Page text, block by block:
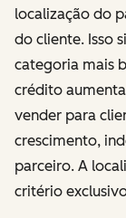
localização do
do cliente. Isso
categoria mais
crédito
vender para
crescimento,
parceiro. A
critério